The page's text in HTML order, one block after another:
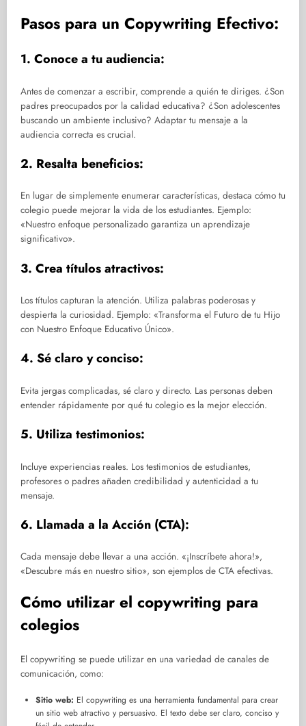
Pasos para un Copywriting Efectivo:
1. Conoce a tu audiencia:
Antes de comenzar a escribir, comprende a quién te diriges. ¿Son
padres preocupados por la calidad educativa? ¿Son adolescentes
buscando un ambiente inclusivo? Adaptar tu mensaje a la
audiencia correcta es crucial.
2. Resalta beneficios:
En lugar de simplemente enumerar características, destaca cómo tu
colegio puede mejorar la vida de los estudiantes. Ejemplo:
«Nuestro enfoque personalizado garantiza un aprendizaje
significativo».
3. Crea títulos atractivos:
Los títulos capturan la atención. Utiliza palabras poderosas y
despierta la curiosidad. Ejemplo: «Transforma el Futuro de tu Hijo
con Nuestro Enfoque Educativo Único».
4. Sé claro y conciso:
Evita jergas complicadas, sé claro y directo. Las personas deben
entender rápidamente por qué tu colegio es la mejor elección.
5. Utiliza testimonios:
Incluye experiencias reales. Los testimonios de estudiantes,
profesores o padres añaden credibilidad y autenticidad a tu
mensaje.
6. Llamada a la Acción (CTA):
Cada mensaje debe llevar a una acción. «¡Inscríbete ahora!»,
«Descubre más en nuestro sitio», son ejemplos de CTA efectivas.
Cómo utilizar el copywriting para
colegios
El copywriting se puede utilizar en una variedad de canales de
comunicación, como:
Sitio web: El copywriting es una herramienta fundamental para crear
un sitio web atractivo y persuasivo. El texto debe ser claro, conciso y